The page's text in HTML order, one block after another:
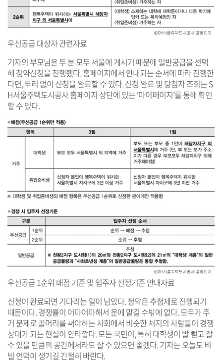
우선공급 대상자 관련자료
기자의 부모님은 두 분 모두 서울에 계시기 때문에 일반공급을 선택
해 청약신청을 진행했다. 홈페이지에서 안내되는 순서에 따라 진행한
다면, 무리 없이 신청을 완료할 수 있다. 신청 완료 및 당첨자 조회는 S
H서울주택도시공사 홈페이지 상단에 있는 ‘마이페이지’를 통해 확인
할 수 있다.
우선공급 1순위 배점 기준 및 입주자 선정기준 안내자료
신청이 완료되면 기다리는 일이 남았다. 청약은 추첨제로 진행되기
때문이다. 경쟁률이 어마어마해서 운에 맡길 수밖에 없다. 모두가 주
거 문제로 골머리를 써야하는 사회에서 비슷한 처지의 사람들이 경쟁
상대가 되는 현실이 안타깝다. 모든 국민이, 특히 대학생이 발 뻗고 잘
수 있을 만큼의 공간에서라도 살 수 있으면 좋겠다. 기자는 오늘도 비
빌 언덕이 생기길 간절히 바란다.